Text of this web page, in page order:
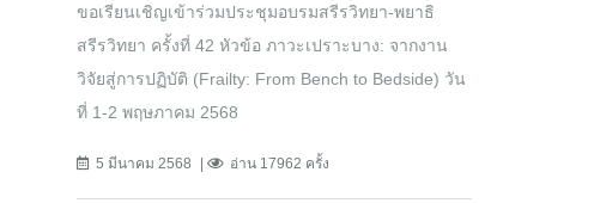
ขอเรียนเชิญเข้าร่วมประชุมอบรมสรีรวิทยา-พยาธิ
สรีรวิทยา ครั้งที่ 42 หัวข้อ ภาวะเปราะบาง: จากงาน
วิจัยสู่การปฏิบัติ (Frailty: From Bench to Bedside) วัน
ที่ 1-2 พฤษภาคม 2568
5 มีนาคม 2568 อ่าน 17962 ครั้ง